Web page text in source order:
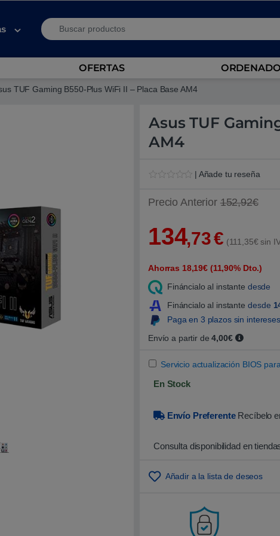
Search for:
OFERTAS
TUF Gaming B550-Plus WiFi II – Placa Base AM4
Asus TUF
AM4
l
a
o
0
0
s
o
b
r
e
b
a
ó
n
| Añade tu reseña
Precio Anterior 152,92€
134,73€ (111,35€ sin
Ahorras 18,19€ (11,90% Dto.)
Fináncialo al instante desde
Fináncialo al instante desde
Paga en 3 plazos sin intereses
Envío a partir de4,00€
Servicio actualización BIOS
En Stock
Envío Preferente Recíbelo
Consulta disponibilidad en
Añadir a la lista de deseos